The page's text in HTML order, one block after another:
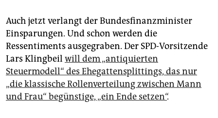
Auch jetzt verlangt der Bundesfinanzminister
Einsparungen. Und schon werden die
Ressentiments ausgegraben. Der SPD-Vorsitzende
Lars Klingbeil will dem „antiquierten
Steuermodell“ des Ehegattensplittings, das nur
„die klassische Rollenverteilung zwischen Mann
und Frau“ begünstige, „ein Ende setzen“.